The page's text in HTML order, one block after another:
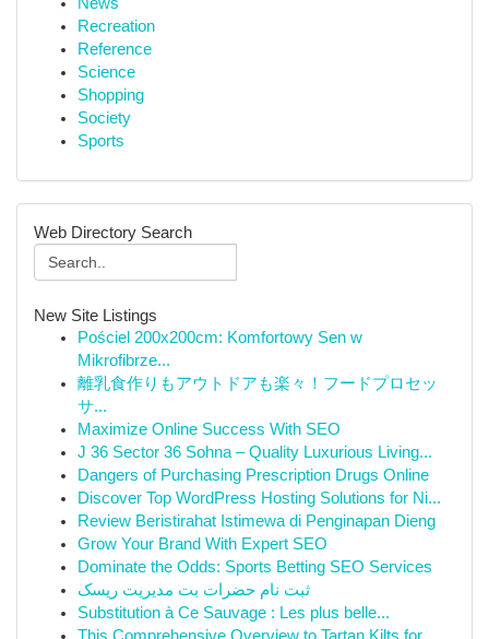
Recreation
Reference
Science
Shopping
Society
Sports
Web Directory Search
New Site Listings
Pościel 200x200cm: Komfortowy Sen w
Mikrofibrze...
離乳食作りもアウトドアも楽々！フードプロセッ
サ...
Maximize Online Success With SEO
J 36 Sector 36 Sohna – Quality Luxurious Living...
Dangers of Purchasing Prescription Drugs Online
Discover Top WordPress Hosting Solutions for Ni...
Review Beristirahat Istimewa di Penginapan Dieng
Grow Your Brand With Expert SEO
Dominate the Odds: Sports Betting SEO Services
ثبت نام حضرات بت مدیریت ریسک
Substitution à Ce Sauvage : Les plus belle...